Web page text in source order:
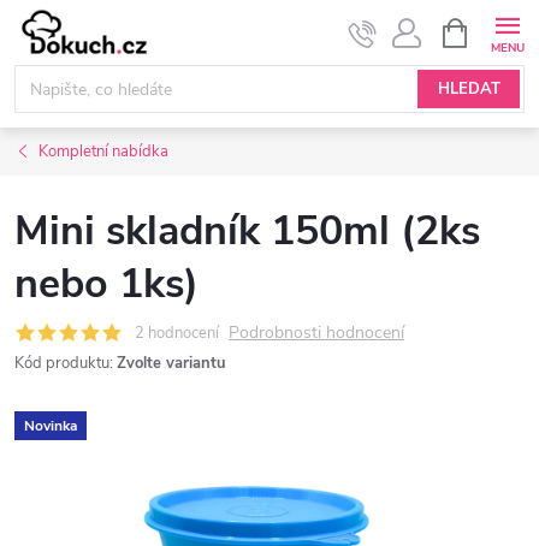
Přejít
obsah
HLEDAT
NÁKUPNÍ
KOŠÍK
Kompletní nabídka
Mini skladník 150ml (2ks
nebo 1ks)
2 hodnocení Podrobnosti hodnocení
Kód produktu: Zvolte variantu
Novinka